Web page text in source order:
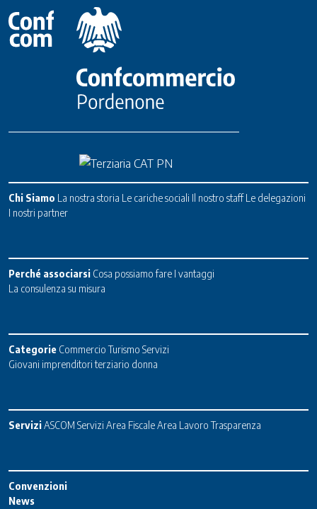
Chi Siamo La nostra storia Le cariche sociali Il nostro staff Le delegazioni
I nostri partner
Perché associarsi Cosa possiamo fare I vantaggi
La consulenza su misura
Categorie Commercio Turismo Servizi
Giovani imprenditori terziario donna
ServiziASCOM Servizi Area FiscaleArea Lavoro Trasparenza
Convenzioni
News